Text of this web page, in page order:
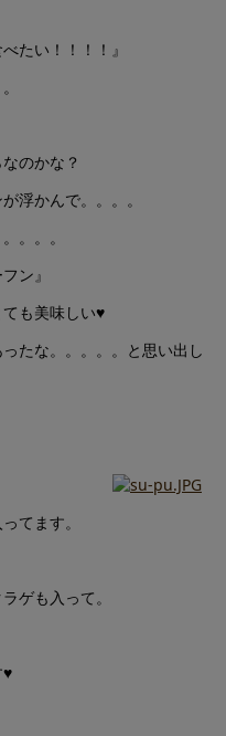
たい！！！！』
のかな？
浮かんで。。。。
。。。
ン』
も美味しい♥
たな。。。。。と思い出し
てます。
ゲも入って。
♥